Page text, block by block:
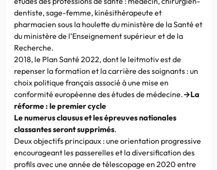
dentiste, sage-femme, kinésithérapeute et
pharmacien sous la houlette du ministère de la Santé et
du ministère de l’Enseignement supérieur et de la
Recherche.
2018, le Plan Santé 2022, dont le leitmotiv est de
repenser la formation et la carrière des soignants : un
choix politique français associé à une mise en
conformité européenne des études de médecine.→La
réforme : le premier cycle
Le numerus clausus et les épreuves nationales
classantes seront supprimés.
Deux objectifs principaux : une orientation progressive
encourageant les passerelles et la diversification des
profils avec une année de télescopage en 2020 entre